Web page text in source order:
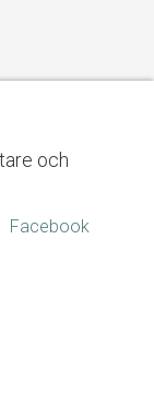
och
Facebook